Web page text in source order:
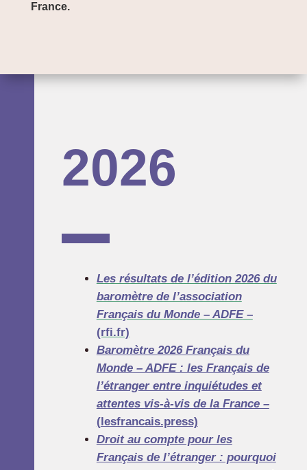
France.
2026
Les résultats de l’édition 2026 du
baromètre de l’association
Français du Monde – ADFE–
(rfi.fr)
Baromètre 2026 Français du
Monde – ADFE : les Français de
l’étranger entre inquiétudes et
attentes vis-à-vis de la France –
(lesfrancais.press)
Droit au compte pour les
Français de l’étranger : pourquoi